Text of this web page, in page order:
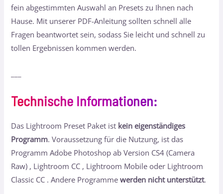
fein abgestimmten Auswahl an Presets zu Ihnen nach
Hause. Mit unserer PDF-Anleitung sollten schnell alle
Fragen beantwortet sein, sodass Sie leicht und schnell zu
tollen Ergebnissen kommen werden.
Technische Informationen:
Das Lightroom Preset Paket ist kein eigenständiges
Programm. Voraussetzung für die Nutzung, ist das
Programm Adobe Photoshop ab Version CS4 (Camera
Raw) , Lightroom CC , Lightroom Mobile oder Lightroom
Classic CC . Andere Programmewerden nicht unterstützt.